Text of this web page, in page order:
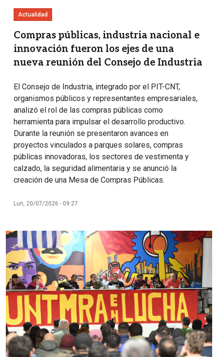
Actualidad
Compras públicas, industria nacional e
innovación fueron los ejes de una
nueva reunión del Consejo de Industria
El Consejo de Industria, integrado por el PIT-CNT,
organismos públicos y representantes empresariales,
analizó el rol de las compras públicas como
herramienta para impulsar el desarrollo productivo.
Durante la reunión se presentaron avances en
proyectos vinculados a parques solares, compras
públicas innovadoras, los sectores de vestimenta y
calzado, la seguridad alimentaria y se anunció la
creación de una Mesa de Compras Públicas.
Lun, 20/07/2026 - 09:27
Imagen